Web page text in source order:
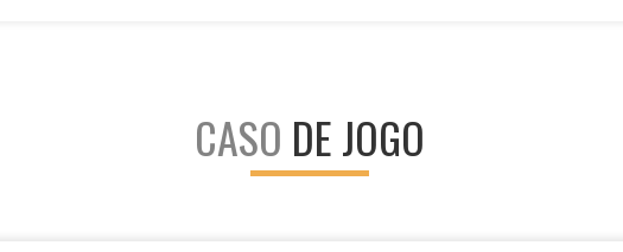
CASO DE JOGO